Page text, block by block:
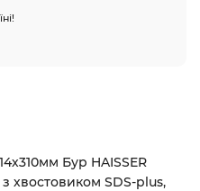
Бур HAISSER
хвостовиком SDS-plus,